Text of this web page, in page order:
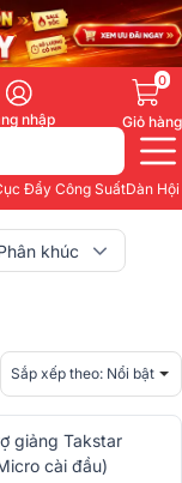
nhập
0
Giỏ hàng
Đẩy Công SuấtDàn
khúc
Sắp xếp theo: Nổi bật